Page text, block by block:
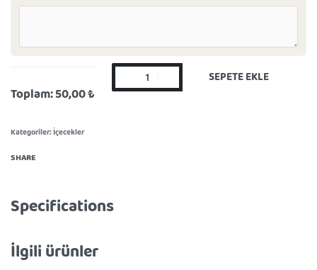
Toplam:50,00 ₺
SEPETE EKLE
Kategoriler:İçecekler
SHARE
Specifications
İlgili ürünler